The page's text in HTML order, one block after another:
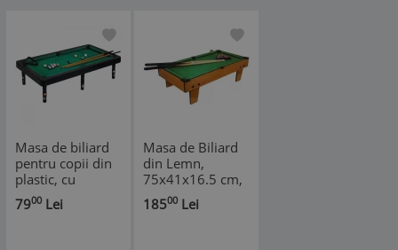
Masa de biliard
pentru copii din
plastic, cu
accesorii incluse
si picioare,
7900 Lei
Masa de Biliard
din Lemn,
75x41x16.5 cm,
Mini Biliard cu
Accesorii Incluse
18500 Lei